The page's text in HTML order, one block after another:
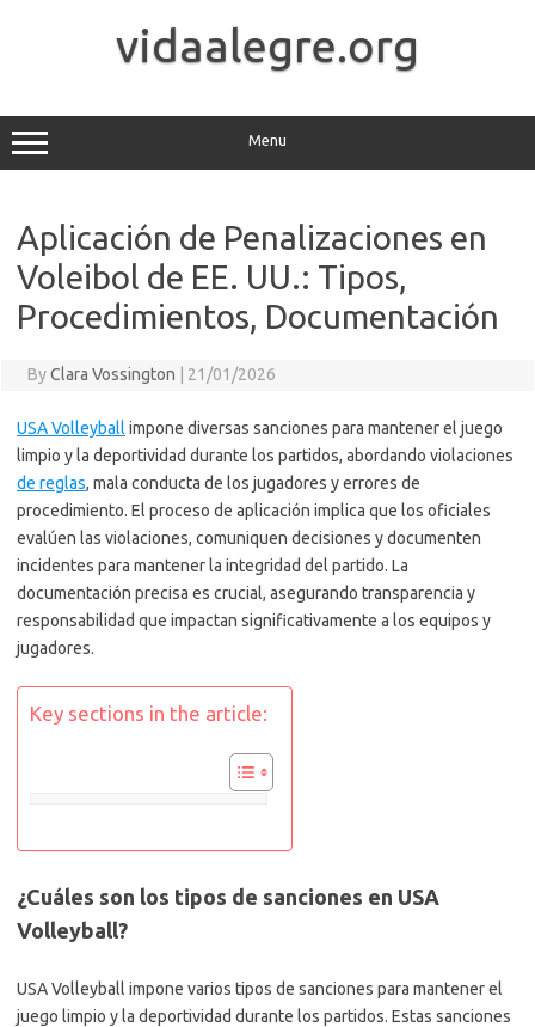
vidaalegre.org
Menu
Aplicación de Penalizaciones en
Voleibol de EE. UU.: Tipos,
Procedimientos, Documentación
ByClara Vossington 21/01/2026
USA Volleyball impone diversas sanciones para mantener el juego
limpio y la deportividad durante los partidos, abordando violaciones
de reglas, mala conducta de los jugadores y errores de
procedimiento. El proceso de aplicación implica que los oficiales
evalúen las violaciones, comuniquen decisiones y documenten
incidentes para mantener la integridad del partido. La
documentación precisa es crucial, asegurando transparencia y
responsabilidad que impactan significativamente a los equipos y
jugadores.
Key sections in the article:
¿Cuáles son los tipos de sanciones en USA
Volleyball?
USA Volleyball impone varios tipos de sanciones para mantener el
juego limpio y la deportividad durante los partidos. Estas sanciones